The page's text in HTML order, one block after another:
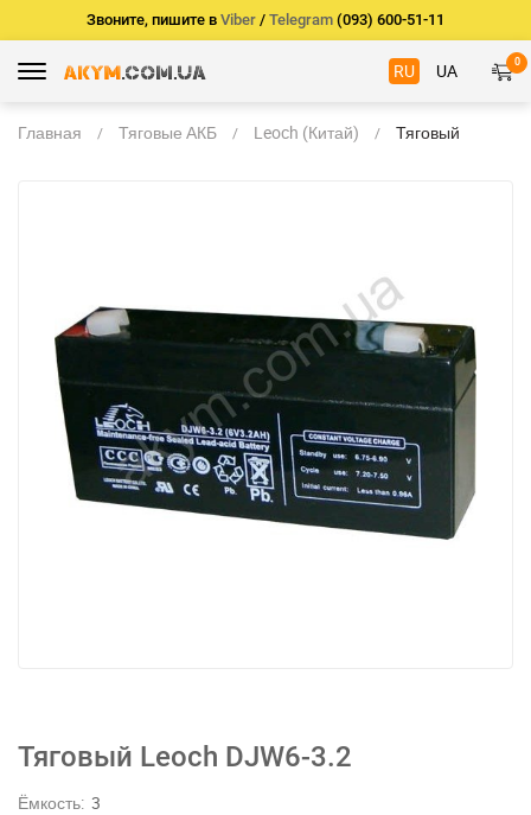
Звоните, пишите в Viber / Telegram (093) 600-51-11
RU UA 0
Главная Тяговые АКБ Leoch (Китай)
Тяговый
Тяговый Leoch DJW6-3.2
Ёмкость: 3